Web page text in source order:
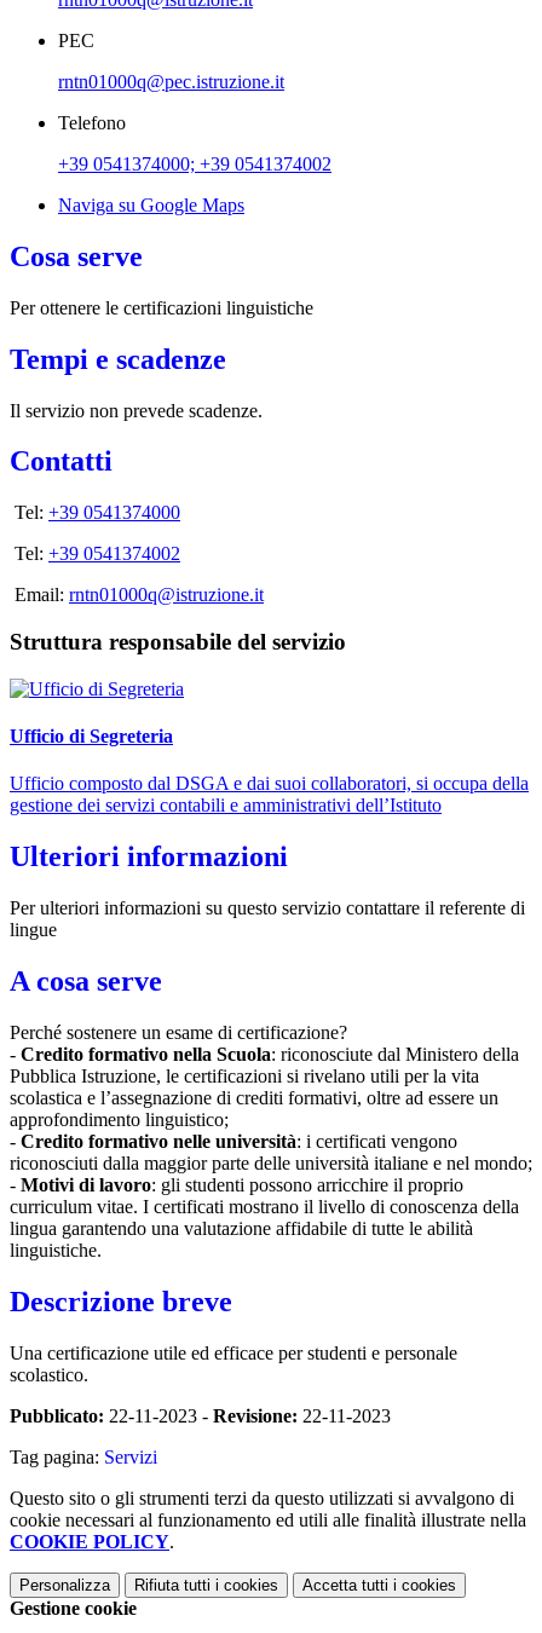
PEC
rntn01000q@pec.istruzione.it
Telefono
+39 0541374000; +39 0541374002
Naviga su Google Maps
Cosa serve
Per ottenere le certificazioni linguistiche
Tempi e scadenze
Il servizio non prevede scadenze.
Contatti
Tel: +39 0541374000
Tel: +39 0541374002
Email: rntn01000q@istruzione.it
Struttura responsabile del servizio
Ufficio di Segreteria
Ufficio composto dal DSGA e dai suoi collaboratori, si occupa della
gestione dei servizi contabili e amministrativi dell’Istituto
Ulteriori informazioni
Per ulteriori informazioni su questo servizio contattare il referente di
lingue
A cosa serve
Perché sostenere un esame di certificazione?
- Credito formativo nella Scuola: riconosciute dal Ministero della
Pubblica Istruzione, le certificazioni si rivelano utili per la vita
scolastica e l’assegnazione di crediti formativi, oltre ad essere un
approfondimento linguistico;
- Credito formativo nelle università: i certificati vengono
riconosciuti dalla maggior parte delle università italiane e nel mondo;
- Motivi di lavoro: gli studenti possono arricchire il proprio
curriculum vitae. I certificati mostrano il livello di conoscenza della
lingua garantendo una valutazione affidabile di tutte le abilità
linguistiche.
Descrizione breve
Una certificazione utile ed efficace per studenti e personale
scolastico.
Pubblicato: 22-11-2023 - Revisione: 22-11-2023
Tag pagina: Servizi
Questo sito o gli strumenti terzi da questo utilizzati si avvalgono di
cookie necessari al funzionamento ed utili alle finalità illustrate nella
COOKIE POLICY.
Personalizza Rifiuta tutti i cookies Accetta tutti i cookies
Gestione cookie